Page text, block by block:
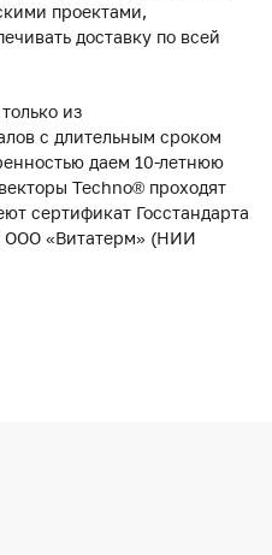
проектами,
доставку по всей
из
с длительным сроком
даем 10-летнюю
Techno® проходят
сертификат Госстандарта
ООО «Витатерм» (НИИ